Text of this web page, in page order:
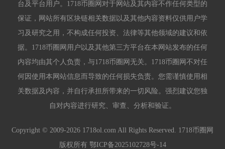
台及平台用户。1718币圈网对于网站及其内容不作任何类型的
保证，网站所有区块链相关数据以及其他内容资料仅供用户学
习及研究之用，不构成任何投资、法律等其他领域的建议和依
据。1718币圈网用户以及其他第三方平台在本网站发布的任何
内容均由其个人负责，与1718币圈网无关。1718币圈网不对任
何因使用本网站信息而导致的任何损失负责。您需谨慎使用相
关数据及内容，并自行承担所带来的一切风险。强烈建议您独
自对内容进行研究、审查、分析和验证。
Copyright © 2009-2026 1718ol.com All Rights Reserved. 1718币圈网
版权所有 鄂ICP备2025102728号-14